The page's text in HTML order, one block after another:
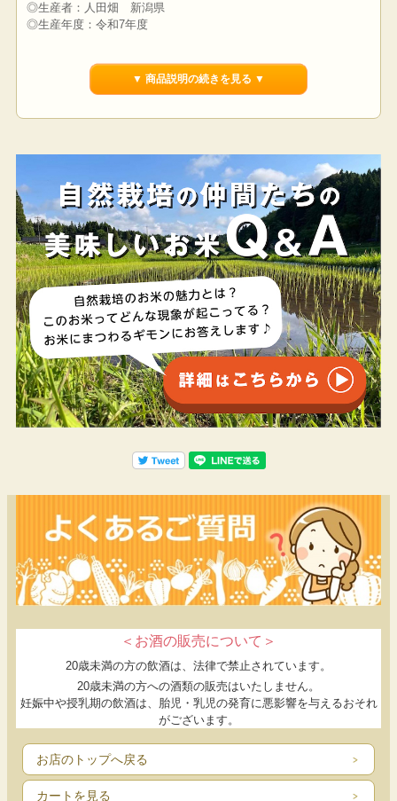
◎生産者：人田畑 新潟県
◎生産年度：令和7年度
〜コシヒカリより選抜された食味優良品種〜
自然農法・自然栽培向きの水稲新品種「はたはった
農薬・肥料に頼らない栽培向きの品種開発の末、2012年に品種登
録されたお米。
自然農法の水田で自然交雑した自然株の中から、
コシヒカリより穂が大きく草丈の高い系統を肥料に頼らない栽培
条件で選抜されました。
【甘くすっきり、飽きのこない新しい美味しさ】
コシヒカリに比べ食味値がやや高く、同等の甘みがありながら
も、
粘りが少なくすっきりとした味わいであることが特徴。
繊細な和食のおかずとの相性も抜群です。
お米だけでも美味しく、食べ飽きしにくいため、
お米をたくさん食べたい方にもおすすめ！
ーこんな方におすすめー
・ごはんはあっさり・さっぱり系がお好みの方
・食事の時は、ごはんをたくさん食べたい方
・懐かしいご飯の味わいを楽しみたい方
▼ 商品説明の続きを見る ▼
＜お酒の販売について＞
20歳未満の方の飲酒は、法律で禁止されています。
20歳未満の方への酒類の販売はいたしません。
妊娠中や授乳期の飲酒は、胎児・乳児の発育に悪影響を与えるおそれ
がございます。
お店のトップへ戻る
カートを見る